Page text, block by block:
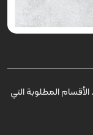
الأقسام المطلوبة التي